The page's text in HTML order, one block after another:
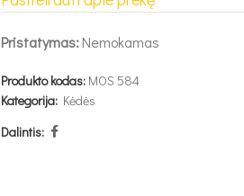
Pristatymas:Nemokamas
Produkto kodas: MOS 584
Kategorija: Kėdės
Dalintis: